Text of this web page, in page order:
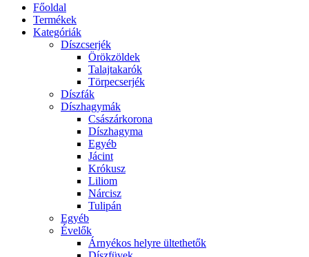
Főoldal
Termékek
Kategóriák
Díszcserjék
Örökzöldek
Talajtakarók
Törpecserjék
Díszfák
Díszhagymák
Császárkorona
Díszhagyma
Egyéb
Jácint
Krókusz
Liliom
Nárcisz
Tulipán
Egyéb
Évelők
Árnyékos helyre ültethetők